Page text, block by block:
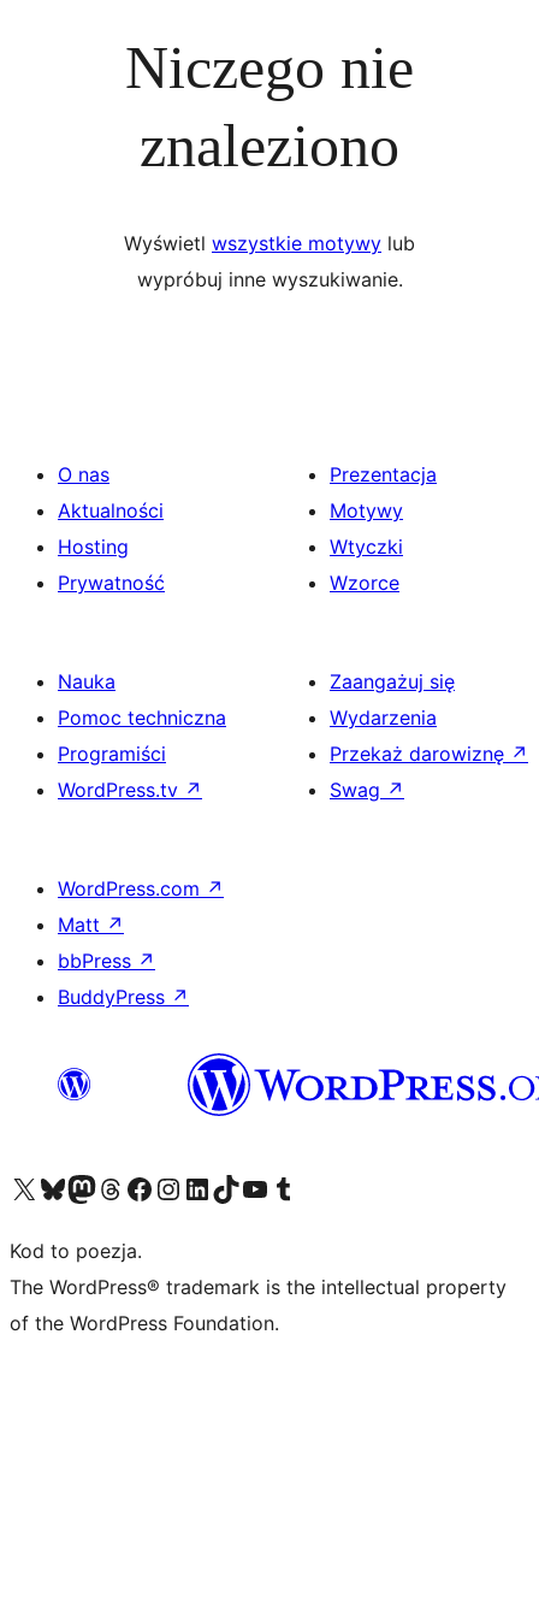
Niczego nie
znaleziono
Wyświetl wszystkie motywy lub
wypróbuj inne wyszukiwanie.
O nas
Aktualności
Hosting
Prywatność
Prezentacja
Motywy
Wtyczki
Wzorce
Nauka
Pomoc techniczna
Programiści
WordPress.tv ↗
Zaangażuj się
Wydarzenia
Przekaż darowiznę ↗
Swag ↗
WordPress.com ↗
Matt ↗
bbPress ↗
BuddyPress ↗
Odwiedź nasze konto X (dawniej Twitter)
Odwiedź nasze konto Bluesky
Odwiedź nasze konto na Mastodoncie
Odwiedź naszego Threadsa
Odwiedź naszego Facebooka
Odwiedź nasze konto na Instagramie
Odwiedź nasze konto na LinkedIn
Odwiedź naszego TikToka
Odwiedź nasz kanał YouTube
Odwiedź naszego Tumblra
Kod to poezja.
The WordPress® trademark is the intellectual property
of the WordPress Foundation.